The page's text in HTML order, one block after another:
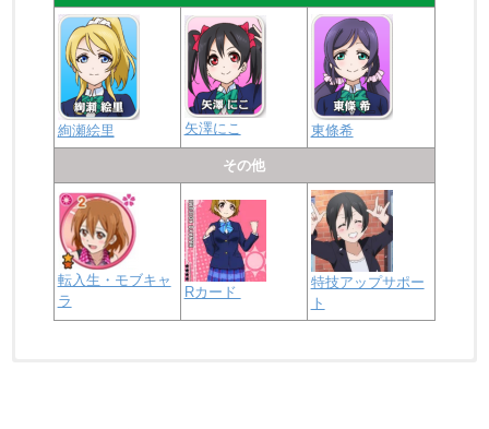
絢瀬絵里 矢澤にこ 東條希
その他
転入生・モブキャ
ラ
Rカード
特技アップサポー
ト